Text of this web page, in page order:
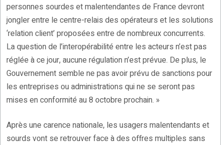
personnes sourdes et malentendantes de France devront
jongler entre le centre-relais des opérateurs et les solutions
‘relation client’ proposées entre de nombreux concurrents.
La question de l’interopérabilité entre les acteurs n’est pas
réglée à ce jour, aucune régulation n’est prévue. De plus, le
Gouvernement semble ne pas avoir prévu de sanctions pour
les entreprises ou administrations qui ne se seront pas
mises en conformité au 8 octobre prochain. »
Après une carence nationale, les usagers malentendants et
sourds vont se retrouver face à des offres multiples sans